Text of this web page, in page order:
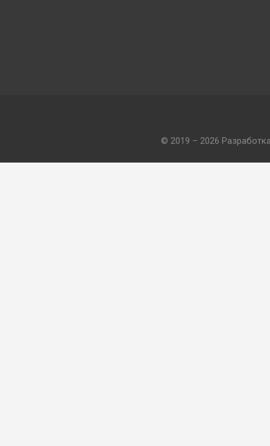
© 2019 – 2026